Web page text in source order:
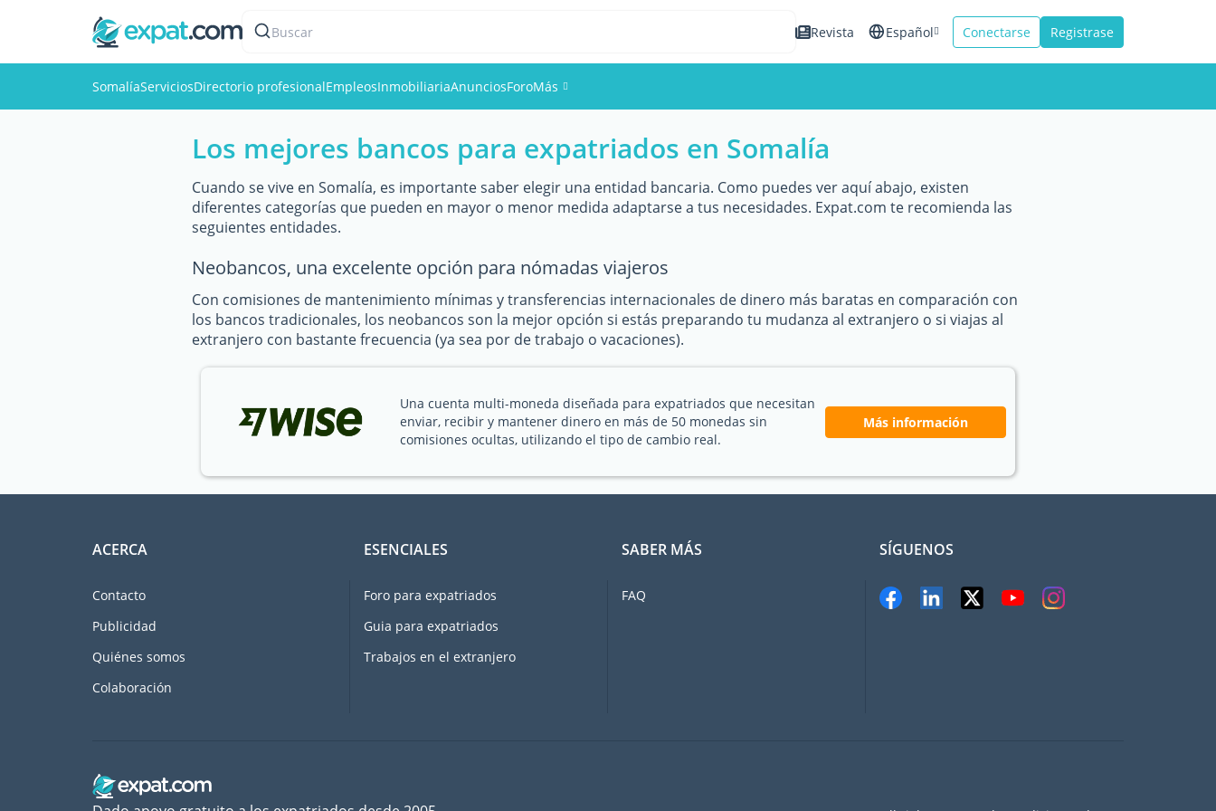
Buscar Revista Español Conectarse Registrase
SomalíaServiciosDirectorio profesionalEmpleosInmobiliariaAnunciosForoMás
Eventos
Miembros
Los mejores bancos para expatriados en Somalía
Cuando se vive en Somalía, es importante saber elegir una entidad bancaria. Como puedes ver aquí abajo, existen
diferentes categorías que pueden en mayor o menor medida adaptarse a tus necesidades. Expat.com te recomienda las
seguientes entidades.
Neobancos, una excelente opción para nómadas viajeros
Con comisiones de mantenimiento mínimas y transferencias internacionales de dinero más baratas en comparación con
los bancos tradicionales, los neobancos son la mejor opción si estás preparando tu mudanza al extranjero o si viajas al
extranjero con bastante frecuencia (ya sea por de trabajo o vacaciones).
Una cuenta multi-moneda diseñada para expatriados que necesitan
enviar, recibir y mantener dinero en más de 50 monedas sin
comisiones ocultas, utilizando el tipo de cambio real.
Más información
ACERCA
Contacto
Publicidad
Quiénes somos
Colaboración
ESENCIALES
Foro para expatriados
Guia para expatriados
Trabajos en el extranjero
SABER MÁS
FAQ
SÍGUENOS